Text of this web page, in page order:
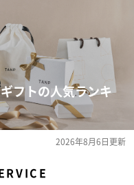
フトの人気ランキ
2026年8月6日更新